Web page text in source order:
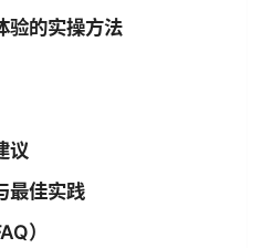
验的实操方法
议
最佳实践
）